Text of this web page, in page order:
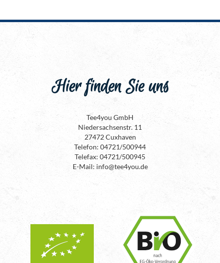
Hier finden Sie uns
Tee4you GmbH
Niedersachsenstr. 11
27472 Cuxhaven
Telefon: 04721/500944
Telefax: 04721/500945
E-Mail: info@tee4you.de